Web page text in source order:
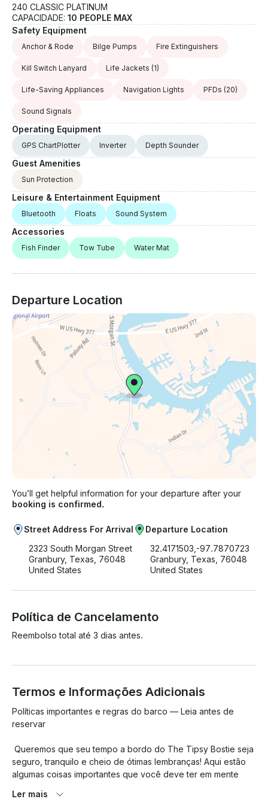
240 CLASSIC PLATINUM
CAPACIDADE: 10 PEOPLE MAX
Safety Equipment
Anchor & Rode Bilge Pumps Fire Extinguishers
Kill Switch Lanyard Life Jackets (1)
Life-Saving Appliances Navigation Lights PFDs (20)
Sound Signals
Operating Equipment
GPS ChartPlotter Inverter Depth Sounder
Guest Amenities
Sun Protection
Leisure & Entertainment Equipment
Bluetooth Floats Sound System
Accessories
Fish Finder Tow Tube Water Mat
Departure Location
You’ll get helpful information for your departure after your
booking is confirmed.
Street Address For Arrival
2323 South Morgan Street
Granbury, Texas, 76048
United States
Departure Location
32.4171503,-97.7870723
Granbury, Texas, 76048
United States
Política de Cancelamento
Reembolso total até 3 dias antes.
Termos e Informações Adicionais
Políticas importantes e regras do barco — Leia antes de
reservar
seguro, tranquilo e cheio de ótimas lembranças! Aqui estão
algumas coisas importantes que você deve ter em mente
Ler mais